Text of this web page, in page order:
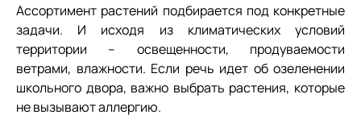
Ассортимент растений подбирается под конкретные
задачи. И исходя из климатических условий
территории – освещенности, продуваемости
ветрами, влажности. Если речь идет об озеленении
школьного двора, важно выбрать растения, которые
не вызывают аллергию.